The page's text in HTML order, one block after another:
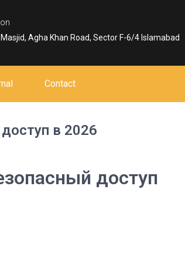
Agha Khan Road, Sector F-6/4 Islamabad
Contact
в 2026
доступ